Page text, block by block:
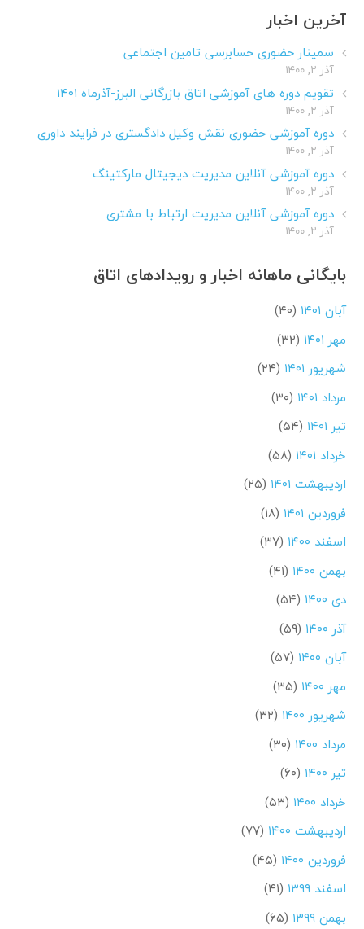
آخرین اخبار
سمینار حضوری حسابرسی تامین اجتماعی
آذر ۲, ۱۴۰۰
تقویم دوره های آموزشی اتاق بازرگانی البرز-آذرماه ۱۴۰۱
آذر ۲, ۱۴۰۰
دوره آموزشی حضوری نقش وکیل دادگستری در فرایند داوری
آذر ۲, ۱۴۰۰
دوره آموزشی آنلاین مدیریت دیجیتال مارکتینگ
آذر ۲, ۱۴۰۰
دوره آموزشی آنلاین مدیریت ارتباط با مشتری
آذر ۲, ۱۴۰۰
بایگانی ماهانه اخبار و رویدادهای اتاق
آبان ۱۴۰۱
(۴۰)
مهر ۱۴۰۱
(۳۲)
شهریور ۱۴۰۱
(۲۴)
مرداد ۱۴۰۱
(۳۰)
تیر ۱۴۰۱
(۵۴)
خرداد ۱۴۰۱
(۵۸)
اردیبهشت ۱۴۰۱
(۲۵)
فروردین ۱۴۰۱
(۱۸)
اسفند ۱۴۰۰
(۳۷)
بهمن ۱۴۰۰
(۴۱)
دی ۱۴۰۰
(۵۴)
آذر ۱۴۰۰
(۵۹)
آبان ۱۴۰۰
(۵۷)
مهر ۱۴۰۰
(۳۵)
شهریور ۱۴۰۰
(۳۲)
مرداد ۱۴۰۰
(۳۰)
تیر ۱۴۰۰
(۶۰)
خرداد ۱۴۰۰
(۵۳)
اردیبهشت ۱۴۰۰
(۷۷)
فروردین ۱۴۰۰
(۴۵)
اسفند ۱۳۹۹
(۴۱)
بهمن ۱۳۹۹
(۶۵)